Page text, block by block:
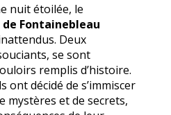
nuit étoilée, le
Fontainebleau
Deux
se sont
remplis d’histoire.
ont décidé de s’immiscer
mystères et de secrets,